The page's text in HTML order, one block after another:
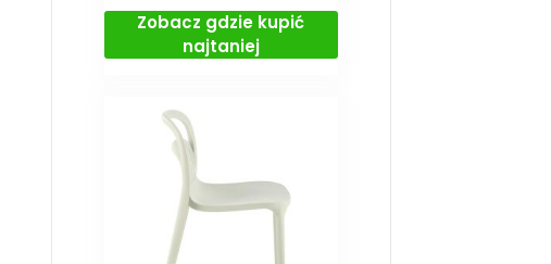
Zobacz gdzie kupić
najtaniej